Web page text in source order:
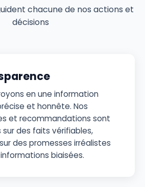
chacune de nos actions et
décisions
en une information
et honnête. Nos
et recommandations sont
sur des faits vérifiables,
des promesses irréalistes
biaisées.